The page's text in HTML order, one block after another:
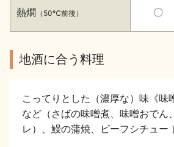
季節の商品
熱燗 （50℃前後） 〇
地酒に合う料理
こってりとした（濃厚な）味《味
など（さばの味噌煮、味噌おでん
レ）、鰻の蒲焼、ビーフシチュー